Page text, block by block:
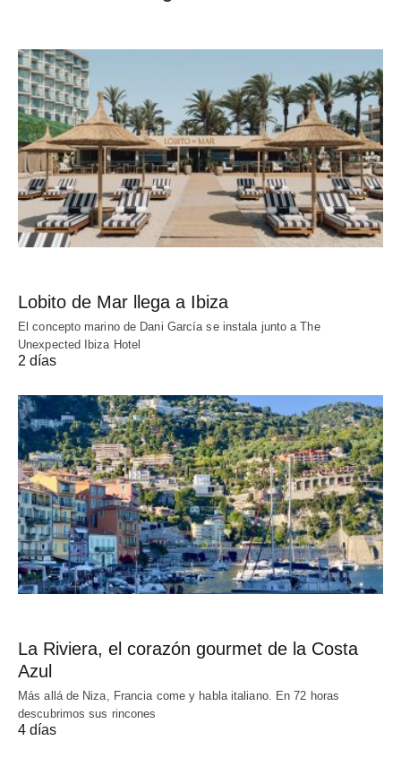
Lobito de Mar llega a Ibiza
El concepto marino de Dani García se instala junto a The
Unexpected Ibiza Hotel
2 días
La Riviera, el corazón gourmet de la Costa
Azul
Más allá de Niza, Francia come y habla italiano. En 72 horas
descubrimos sus rincones
4 días